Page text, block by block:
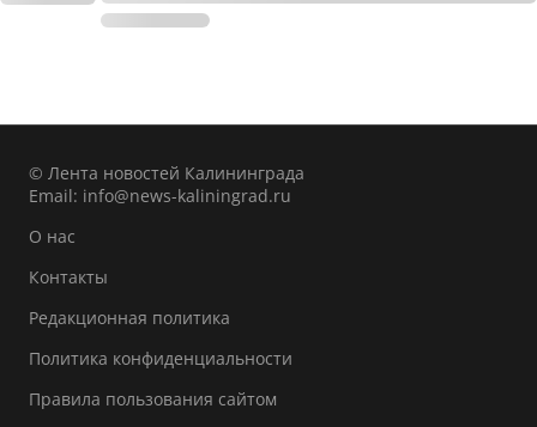
© Лента новостей Калининграда
Email: info@news-kaliningrad.ru
О нас
Контакты
Редакционная политика
Политика конфиденциальности
Правила пользования сайтом